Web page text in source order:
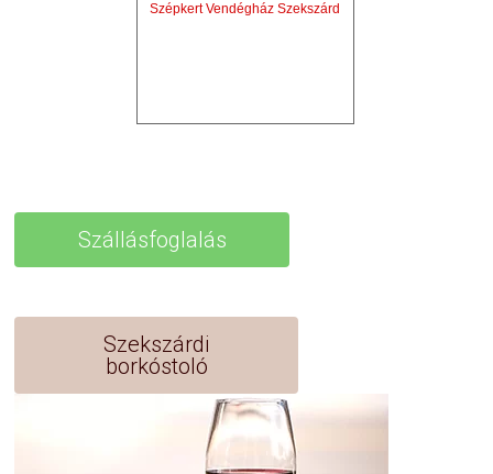
Szépkert Vendégház Szekszárd
Szállásfoglalás
Szekszárdi
borkóstoló